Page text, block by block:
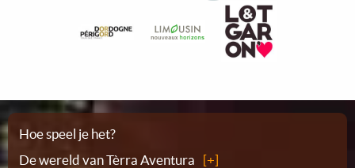
Plattegrond
Hoe speel je het?
De wereld van Tèrra Aventura